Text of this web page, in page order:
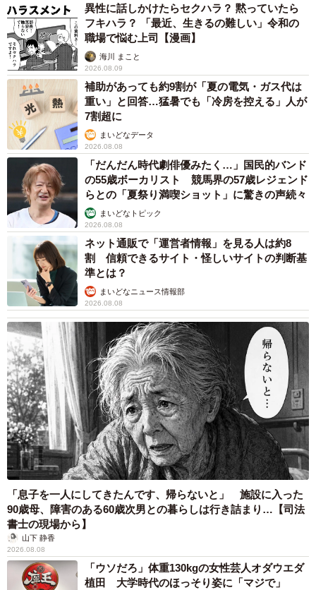
異性に話しかけたらセクハラ？ 黙っていたら
フキハラ？ 「最近、生きるの難しい」令和の
職場で悩む上司【漫画】
海川 まこと
2026.08.09
補助があっても約9割が「夏の電気・ガス代は
重い」と回答…猛暑でも「冷房を控える」人が
7割超に
まいどなデータ
2026.08.08
「だんだん時代劇俳優みたく…」国民的バンド
の55歳ボーカリスト 競馬界の57歳レジェンド
らとの「夏祭り満喫ショット」に驚きの声続々
まいどなトピック
2026.08.08
ネット通販で「運営者情報」を見る人は約8
割 信頼できるサイト・怪しいサイトの判断基
準とは？
まいどなニュース情報部
2026.08.08
「息子を一人にしてきたんです、帰らないと」 施設に入った
90歳母、障害のある60歳次男との暮らしは行き詰まり…【司法
書士の現場から】
山下 静香
2026.08.08
「ウソだろ」体重130kgの女性芸人オダウエダ
植田 大学時代のほっそり姿に「マジで」